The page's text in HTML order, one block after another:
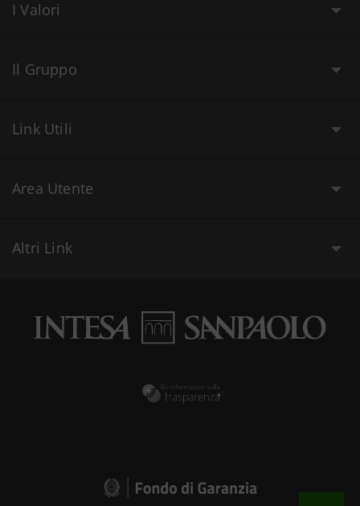
I Valori
Il Gruppo
Link Utili
Area Utente
Altri Link